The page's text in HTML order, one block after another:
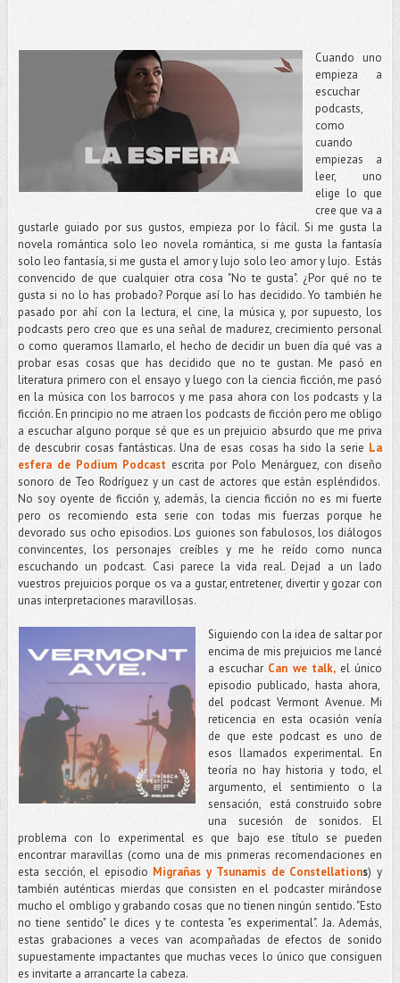
Cuando uno
empieza a
escuchar
podcasts,
como
cuando
empiezas a
leer, uno
elige lo que
cree que va a
gustarle guiado por sus gustos, empieza por lo fácil. Si me gusta la
novela romántica solo leo novela romántica, si me gusta la fantasía
solo leo fantasía, si me gusta el amor y lujo solo leo amor y lujo. Estás
convencido de que cualquier otra cosa "No te gusta". ¿Por qué no te
gusta si no lo has probado? Porque así lo has decidido. Yo también he
pasado por ahí con la lectura, el cine, la música y, por supuesto, los
podcasts pero creo que es una señal de madurez, crecimiento personal
o como queramos llamarlo, el hecho de decidir un buen día qué vas a
probar esas cosas que has decidido que no te gustan. Me pasó en
literatura primero con el ensayo y luego con la ciencia ficción, me pasó
en la música con los barrocos y me pasa ahora con los podcasts y la
ficción. En principio no me atraen los podcasts de ficción pero me obligo
a escuchar alguno porque sé que es un prejuicio absurdo que me priva
de descubrir cosas fantásticas. Una de esas cosas ha sido la serie La
esfera de Podium Podcast escrita por Polo Menárguez, con diseño
sonoro de Teo Rodríguez y un cast de actores que están espléndidos.
No soy oyente de ficción y, además, la ciencia ficción no es mi fuerte
pero os recomiendo esta serie con todas mis fuerzas porque he
devorado sus ocho episodios. Los guiones son fabulosos, los diálogos
convincentes, los personajes creíbles y me he reído como nunca
escuchando un podcast. Casi parece la vida real. Dejad a un lado
vuestros prejuicios porque os va a gustar, entretener, divertir y gozar con
unas interpretaciones maravillosas.
Siguiendo con la idea de saltar por
encima de mis prejuicios me lancé
a escuchar Can we talk,el único
episodio publicado, hasta ahora,
del podcast Vermont Avenue. Mi
reticencia en esta ocasión venía
de que este podcast es uno de
esos llamados experimental. En
teoría no hay historia y todo, el
argumento, el sentimiento o la
sensación, está construido sobre
una sucesión de sonidos. El
problema con lo experimental es que bajo ese título se pueden
encontrar maravillas (como una de mis primeras recomendaciones en
esta sección, el episodio Migrañas y Tsunamis de Constellations) y
también auténticas mierdas que consisten en el podcaster mirándose
mucho el ombligo y grabando cosas que no tienen ningún sentido. "Esto
no tiene sentido" le dices y te contesta "es experimental". Ja. Además,
estas grabaciones a veces van acompañadas de efectos de sonido
supuestamente impactantes que muchas veces lo único que consiguen
es invitarte a arrancarte la cabeza.